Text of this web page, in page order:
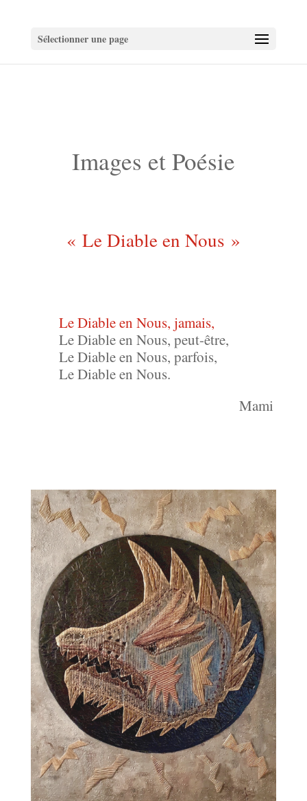
Sélectionner une page
Images et Poésie
« Le Diable en Nous »
Le Diable en Nous, jamais,
Le Diable en Nous, peut-être,
Le Diable en Nous, parfois,
Le Diable en Nous.
Mami